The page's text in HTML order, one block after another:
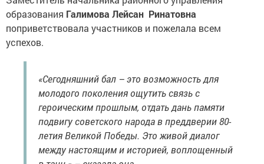
образования Галимова Лейсан Ринатовна
поприветствовала участников и пожелала всем
успехов.
«Сегодняшний бал – это возможность для
молодого поколения ощутить связь с
героическим прошлым, отдать дань памяти
подвигу советского народа в преддверии 80-
летия Великой Победы. Это живой диалог
между настоящим и историей, воплощенный
в танц.».– сказала она.